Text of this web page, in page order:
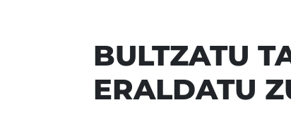
BULTZATU
ERALDATU